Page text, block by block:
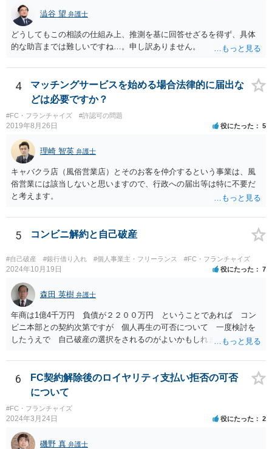
澁谷 望 弁護士
どうしてもこの相談の仕組み上、推測を基に回答せざるを得ず、具体
的な助言までは難しいですね…。申し訳ありません。
4
マッチングサービスを始める場合法律的に届出な
どは必要ですか？
#FC・フランチャイズ #許認可の問題
2019年8月26日 役にたった 5
理崎 智英 弁護士
キャバクラ店（風俗営業店）とそのお客を仲介するという事業は、風
俗営業には該当しないと思いますので、行政への届出等は特に不要だ
と考えます。
5 コンビニ解約と自己破産
#自己破産 #銀行借り入れ #個人事業主・フリーランス #FC・フランチャイズ
2024年10月19日 役にたった 7
森田 英樹 弁護士
年商は1億4千万円 負債が２２００万円 ということであれば コン
ビニ本部との契約次第ですが 個人再生の可否について 一度検討を
したうえで 自己破産の選択をされるのがよいかもしれません。 ネッ
ば 対応が可能な案件だと存じます。 早急に 弁護士に相談されるの
が良いケースです。
6
FC契約解除後のロイヤリティ支払い拒否の可否
について
#FC・フランチャイズ
2024年3月24日 役にたった 2
磯野 真 弁護士